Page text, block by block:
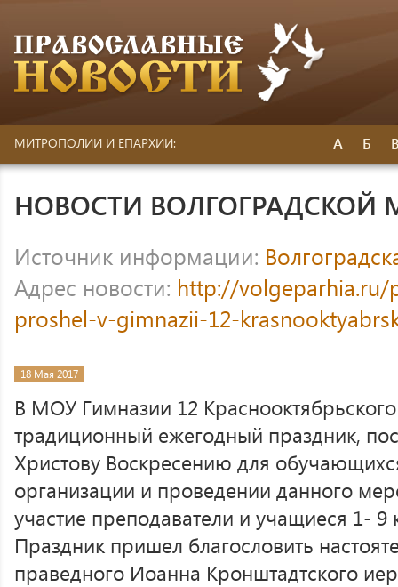
МИТРОПОЛИИ И ЕПАРХИИ: А Б
НОВОСТИ
Источник информации:
Адрес новости: http://volgeparhia.ru/
proshel-v-gimnazii-12-
18 Мая 2017
В МОУ Гимназии 12
традиционный ежегодный праздник,
Христову Воскресению для
организации и проведении данного
участие преподаватели и учащиеся 1-
Праздник пришел благословить
праведного Иоанна Кронштадтского